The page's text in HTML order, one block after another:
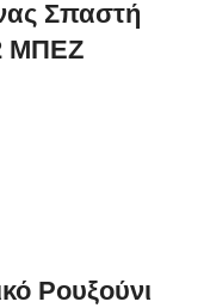
Σπαστή
ΜΠΕΖ
Ρουξούνι